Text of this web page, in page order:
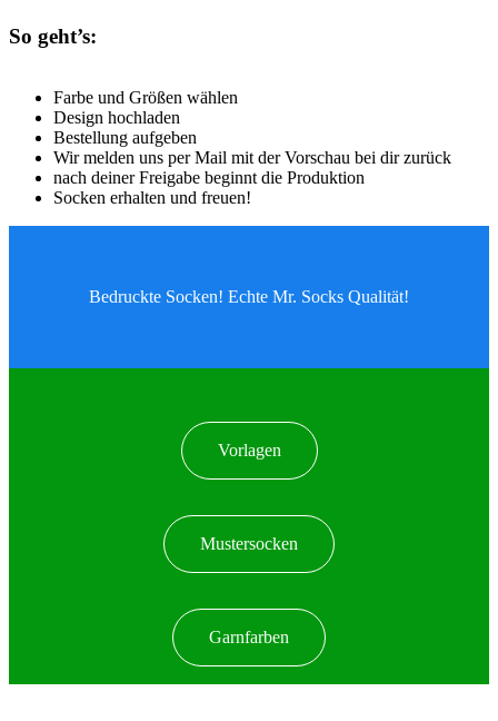
So geht’s:
Farbe und Größen wählen
Design hochladen
Bestellung aufgeben
Wir melden uns per Mail mit der Vorschau bei dir zurück
nach deiner Freigabe beginnt die Produktion
Socken erhalten und freuen!
Bedruckte Socken! Echte Mr. Socks Qualität!
Vorlagen
Mustersocken
Garnfarben